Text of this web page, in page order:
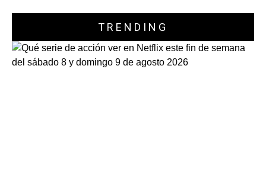
TRENDING